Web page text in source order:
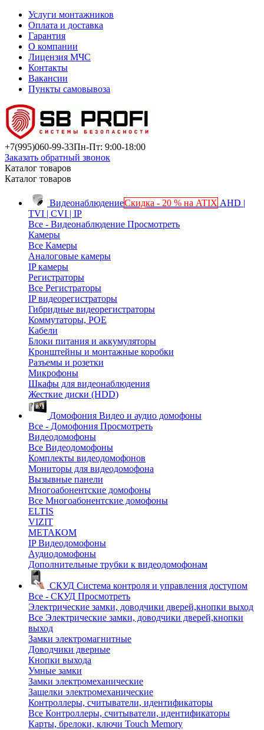
Услуги монтажников
Оплата и доставка
Гарантия
О компании
Лицензия МЧС
Контакты
Вакансии
Пункты самовывоза
+7(995)060-99-33Пн-Пт: 9:00-18:00
Заказать обратный звонок
Каталог товаров
Каталог товаров
ВидеонаблюдениеСкидка - 20 % на ATIX AHD |
TVI | CVI | IP
Все - Видеонаблюдение Просмотреть
Камеры
Все Камеры
Аналоговые камеры
IP камеры
Регистраторы
Все Регистраторы
IP видеорегистраторы
Гибридные видеорегистраторы
Коммутаторы, POE
Кабели
Блоки питания и аккумуляторы
Кронштейны и монтажные коробки
Разъемы и розетки
Микрофоны
Шкафы для видеонаблюдения
Жесткие диски (HDD)
Домофония Видео и аудио домофоны
Все - Домофония Просмотреть
Видеодомофоны
Все Видеодомофоны
Комплекты видеодомофонов
Мониторы для видеодомофона
Вызывные панели
Многоабонентские домофоны
Все Многоабонентские домофоны
ELTIS
VIZIT
МЕТАКОМ
IP Видеодомофоны
Аудиодомофоны
Дополнительные трубки к видеодомофонам
СКУД Система контроля и управления доступом
Все - СКУД Просмотреть
Электрические замки, доводчики дверей,кнопки выход
Все Электрические замки, доводчики дверей,кнопки
выход
Замки электромагнитные
Доводчики дверные
Кнопки выхода
Умные замки
Замки электромеханические
Защелки электромеханические
Контроллеры, считыватели, идентификаторы
Все Контроллеры, считыватели, идентификаторы
Карты, брелоки, ключи Touch Memory